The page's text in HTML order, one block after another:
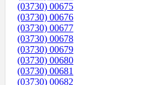
(03730) 00675
(03730) 00676
(03730) 00677
(03730) 00678
(03730) 00679
(03730) 00680
(03730) 00681
(03730) 00682